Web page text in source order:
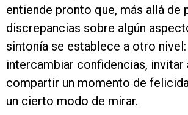
entiende pronto que, más allá de
discrepancias sobre algún
sintonía se establece a otro
intercambiar confidencias, invitar
compartir un momento de
un cierto modo de mirar.